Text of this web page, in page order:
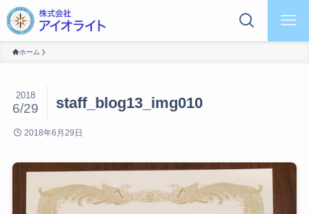
ホーム
staff_blog13_img010
2018
6/29
2018年6月29日